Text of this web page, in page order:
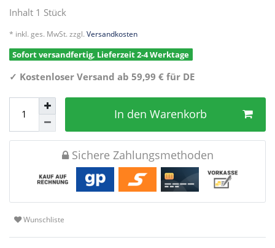
Inhalt 1 Stück
* inkl. ges. MwSt. zzgl. Versandkosten
Sofort versandfertig, Lieferzeit 2-4 Werktage
✓ Kostenloser Versand ab 59,99 € für DE
In den Warenkorb
Sichere Zahlungsmethoden
Wunschliste